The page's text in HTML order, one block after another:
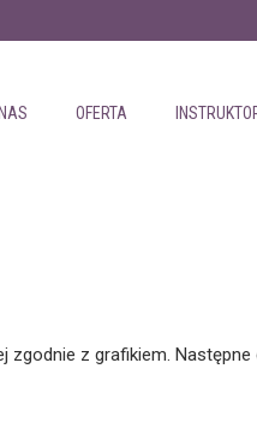
OFERTA
zgodnie z grafikiem. Następne